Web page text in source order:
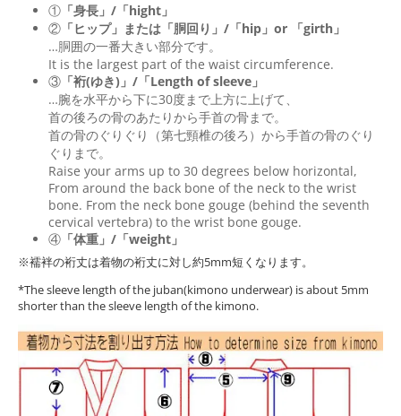
① 「身長」/「hight」
② 「ヒップ」または「胴回り」/「hip 」or 「girth 」
…胴囲の一番大きい部分です。
It is the largest part of the waist circumference.
③ 「裄(ゆき)」/「Length of sleeve」
…腕を水平から下に30度まで上方に上げて、
首の後ろの骨のあたりから手首の骨まで。
首の骨のぐりぐり（第七頸椎の後ろ）から手首の骨のぐり
ぐりまで。
Raise your arms up to 30 degrees below horizontal,
From around the back bone of the neck to the wrist
bone. From the neck bone gouge (behind the seventh
cervical vertebra) to the wrist bone gouge.
④ 「体重」/「weight」
※襦袢の裄丈は着物の裄丈に対し約5mm短くなります。
*The sleeve length of the juban(kimono underwear) is about 5mm
shorter than the sleeve length of the kimono.